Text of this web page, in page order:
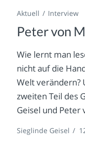
Aktuell Interview
Peter von
Wie lernt man
nicht auf die
Welt verändern?
zweiten Teil des
Geisel und Peter
Sieglinde Geisel /